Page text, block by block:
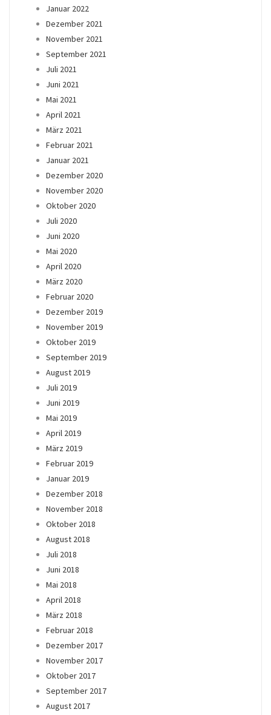
Januar 2022
Dezember 2021
November 2021
September 2021
Juli 2021
Juni 2021
Mai 2021
April 2021
März 2021
Februar 2021
Januar 2021
Dezember 2020
November 2020
Oktober 2020
Juli 2020
Juni 2020
Mai 2020
April 2020
März 2020
Februar 2020
Dezember 2019
November 2019
Oktober 2019
September 2019
August 2019
Juli 2019
Juni 2019
Mai 2019
April 2019
März 2019
Februar 2019
Januar 2019
Dezember 2018
November 2018
Oktober 2018
August 2018
Juli 2018
Juni 2018
Mai 2018
April 2018
März 2018
Februar 2018
Dezember 2017
November 2017
Oktober 2017
September 2017
August 2017